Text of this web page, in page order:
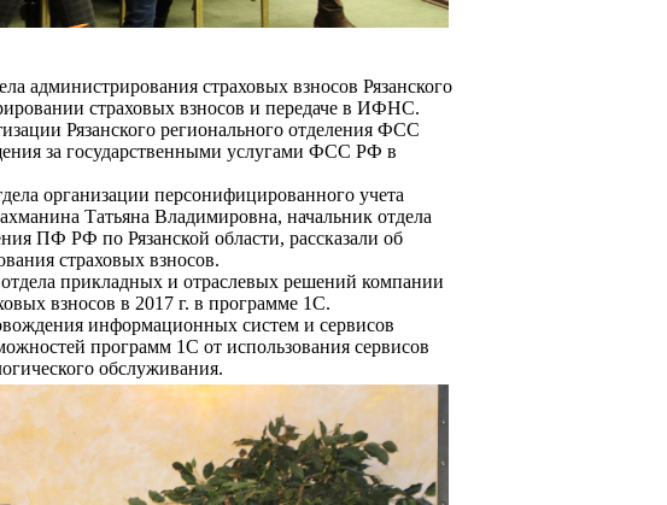
администрирования страховых взносов Рязанского
страховых взносов и передаче в ИФНС.
Рязанского регионального отделения ФСС
за государственными услугами ФСС РФ в
организации персонифицированного учета
Татьяна Владимировна, начальник отдела
ПФ РФ по Рязанской области, рассказали об
страховых взносов.
отдела прикладных и отраслевых решений компании
взносов в 2017 г. в программе 1С.
информационных систем и сервисов
программ 1С от использования сервисов
обслуживания.